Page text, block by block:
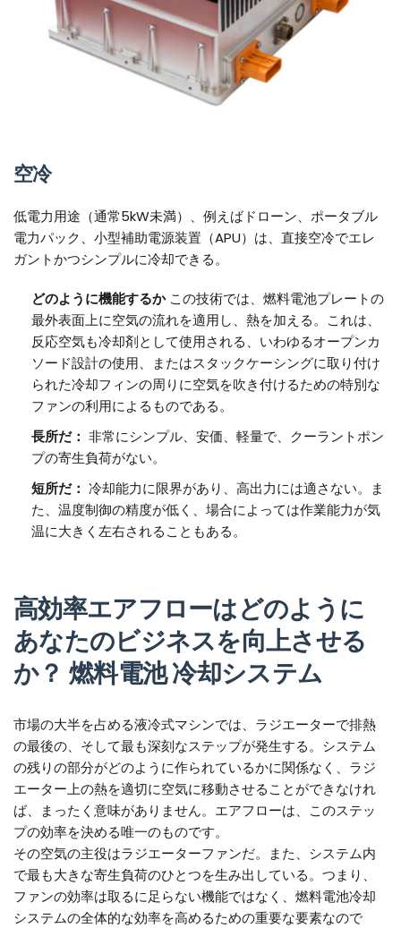
空冷
低電力用途（通常5kW未満）、例えばドローン、ポータブル
電力パック、小型補助電源装置（APU）は、直接空冷でエレ
ガントかつシンプルに冷却できる。
どのように機能するかこの技術では、燃料電池プレートの
最外表面上に空気の流れを適用し、熱を加える。これは、
反応空気も冷却剤として使用される、いわゆるオープンカ
ソード設計の使用、またはスタックケーシングに取り付け
られた冷却フィンの周りに空気を吹き付けるための特別な
ファンの利用によるものである。
長所だ： 非常にシンプル、安価、軽量で、クーラントポン
プの寄生負荷がない。
短所だ： 冷却能力に限界があり、高出力には適さない。ま
た、温度制御の精度が低く、場合によっては作業能力が気
温に大きく左右されることもある。
高効率エアフローはどのように
あなたのビジネスを向上させる
か？ 燃料電池冷却システム
市場の大半を占める液冷式マシンでは、ラジエーターで排熱
の最後の、そして最も深刻なステップが発生する。システム
の残りの部分がどのように作られているかに関係なく、ラジ
エーター上の熱を適切に空気に移動させることができなけれ
ば、まったく意味がありません。エアフローは、このステッ
プの効率を決める唯一のものです。
その空気の主役はラジエーターファンだ。また、システム内
で最も大きな寄生負荷のひとつを生み出している。つまり、
ファンの効率は取るに足らない機能ではなく、燃料電池冷却
システムの全体的な効率を高めるための重要な要素なので